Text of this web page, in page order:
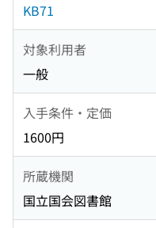
KB71
対象利用者
一般
入手条件・定価
1600円
所蔵機関
国立国会図書館